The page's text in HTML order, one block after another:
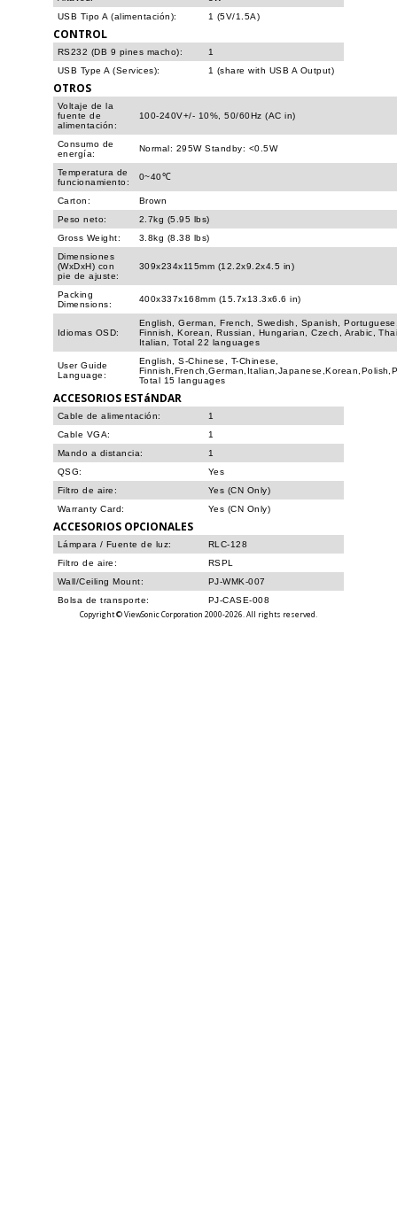
USB Tipo A (alimentación):
1 (5V/1.5A)
CONTROL
RS232 (DB 9 pines macho):
1
USB Type A (Services):
1 (share with USB A Output)
OTROS
Voltaje de la
fuente de
alimentación:
100-240V+/- 10%, 50/60Hz (AC in)
Consumo de
energía:
Normal: 295W Standby: <0.5W
Temperatura de
funcionamiento:
0~40℃
Carton:
Brown
Peso neto:
2.7kg (5.95 lbs)
Gross Weight:
3.8kg (8.38 lbs)
Dimensiones
(WxDxH) con
pie de ajuste:
309x234x115mm (12.2x9.2x4.5 in)
Packing
Dimensions:
400x337x168mm (15.7x13.3x6.6 in)
Idiomas OSD:
English, German, French, Swedish, Spanish,
Finnish, Korean, Russian, Hungarian, Czech, Arabic,
Italian, Total 22 languages
User Guide
Language:
English, S-Chinese, T-Chinese,
Total 15 languages
ACCESORIOS ESTáNDAR
Cable de alimentación:
1
Cable VGA:
1
Mando a distancia:
1
QSG:
Yes
Filtro de aire:
Yes (CN Only)
Warranty Card:
Yes (CN Only)
ACCESORIOS OPCIONALES
Lámpara / Fuente de luz:
RLC-128
Filtro de aire:
RSPL
Wall/Ceiling Mount:
PJ-WMK-007
Bolsa de transporte:
PJ-CASE-008
Copyright © ViewSonic Corporation 2000-2026. All rights reserved.